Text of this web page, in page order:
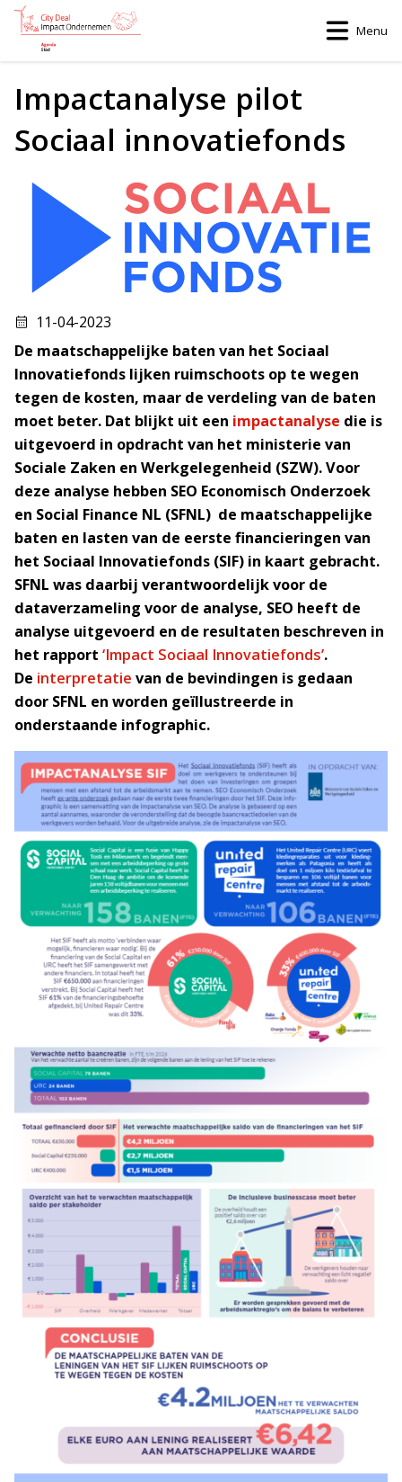
Menu
Home>
Impactanalyse pilot
Sociaal innovatiefonds
11-04-2023
De maatschappelijke baten van het Sociaal
Innovatiefonds lijken ruimschoots op te wegen
tegen de kosten, maar de verdeling van de baten
moet beter. Dat blijkt uit een impactanalyse die is
uitgevoerd in opdracht van het ministerie van
Sociale Zaken en Werkgelegenheid (SZW). Voor
deze analyse hebben SEO Economisch Onderzoek
en Social Finance NL (SFNL) de maatschappelijke
baten en lasten van de eerste financieringen van
het Sociaal Innovatiefonds (SIF) in kaart gebracht.
SFNL was daarbij verantwoordelijk voor de
dataverzameling voor de analyse, SEO heeft de
analyse uitgevoerd en de resultaten beschreven in
het rapport ‘Impact Sociaal Innovatiefonds’.
De interpretatie van de bevindingen is gedaan
door SFNL en worden geïllustreerde in
onderstaande infographic.